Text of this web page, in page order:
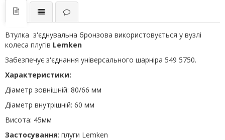
Втулка з'єднувальна бронзова використовується у вузлі
колеса плугів Lemken
Забезпечує з'єднання універсального шарніра 549 5750.
Характеристики:
Діаметр зовнішній: 80/66 мм
Діаметр внутрішній: 60 мм
Висота: 45мм
Застосування: плуги Lemken